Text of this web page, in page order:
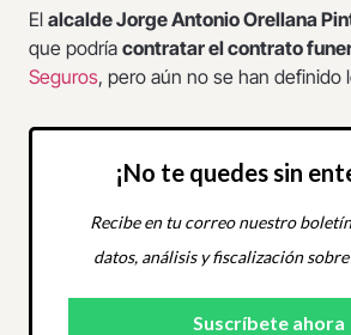
El alcalde Jorge Antonio Orellana
que podría contratar el contrato
Seguros, pero aún no se han definido
¡No te quedes sin
Recibe en tu correo nuestro
datos, análisis y fiscalización